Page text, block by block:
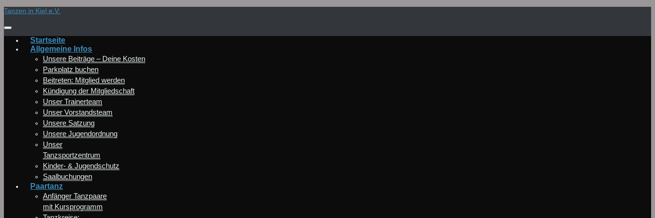
Zum
springen
Tanzen in Kiel e.V.
Startseite
Allgemeine Infos
Unsere Beiträge – Deine Kosten
Parkplatz buchen
Beitreten: Mitglied werden
Kündigung der Mitgliedschaft
Unser Trainerteam
Unser Vorstandsteam
Unsere Satzung
Unsere Jugendordnung
Unser
Tanzsportzentrum
Kinder- & Jugendschutz
Saalbuchungen
Paartanz
Anfänger Tanzpaare
mit Kursprogramm